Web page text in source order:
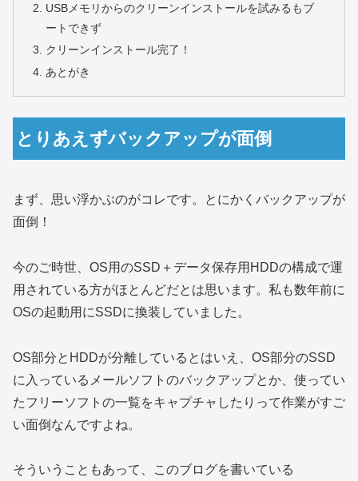
USBメモリからのクリーンインストールを試みるもブ
ートできず
クリーンインストール完了！
あとがき
とりあえずバックアップが面倒
まず、思い浮かぶのがコレです。とにかくバックアップが
面倒！
今のご時世、OS用のSSD＋データ保存用HDDの構成で運
用されている方がほとんどだとは思います。私も数年前に
OSの起動用にSSDに換装していました。
OS部分とHDDが分離しているとはいえ、OS部分のSSD
に入っているメールソフトのバックアップとか、使ってい
たフリーソフトの一覧をキャプチャしたりって作業がすご
い面倒なんですよね。
そういうこともあって、このブログを書いている